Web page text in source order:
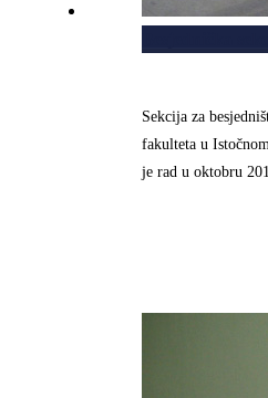
Sekcija za
fakulteta u
je rad u oktobru